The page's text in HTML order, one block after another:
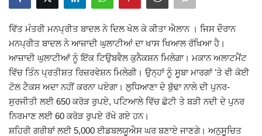
How to Reach Malout
Privacy Policy
Malout News
History of Malout
Giddarbaha
ਵਿੱਤ ਮੰਤਰੀ ਮਨਪ੍ਰੀਤ ਬਾਦਲ ਨੇ ਦਿਲ ਖੋਲ ਕੇ ਕੀਤਾ ਐਲਾਨ । ਜਿਸ ਦੌਰਾਨ
ਮਨਪ੍ਰੀਤ ਬਾਦਲ ਨੇ ਆਜ਼ਾਦੀ ਘੁਲਾਟੀਆਂ ਦਾ ਖਾਸ ਖਿਆਲ ਰੱਖਿਆ ਹੈ।
ਆਜ਼ਾਦੀ ਘੁਲਾਟੀਆਂ ਨੂੰ ਇੱਕ ਟਿਉਬਵੈਲ ਕੁਨੈਕਸ਼ਨ ਮਿਲੇਗਾ। ਮਕਾਨ ਅਲਾਟਮੈਂਟ
ਵਿੱਚ ਤਿੰਨ ਪ੍ਰਤੀਸ਼ਤ ਰਿਜ਼ਰਵੇਸ਼ਨ ਮਿਲੇਗੀ। ਉਨ੍ਹਾਂ ਨੂੰ ਸੂਬਾ ਮਾਰਗਾਂ 'ਤੇ ਵੀ ਕੋਈ
ਟੋਲ ਟੈਕਸ ਅਦਾ ਨਹੀਂ ਕਰਨਾ ਪਏਗਾ। ਲੁਧਿਆਣਾ ਦੇ ਬੁੱਢਾ ਨਾਲੇ ਦੀ ਪੁਨਰ-
ਸੁਰਜੀਤੀ ਲਈ 650 ਕਰੋੜ ਰੁਪਏ, ਪਟਿਆਲੇ ਵਿੱਚ ਛੋਟੀ ਤੇ ਬੜੀ ਨਦੀ ਦੇ ਪੁਨਰ
ਨਿਰਮਾਣ ਲਈ 60 ਕਰੋੜ ਰੁਪਏ ਰੱਖੇ ਗਏ ਹਨ।
ਸ਼ਹਿਰੀ ਗਰੀਬਾਂ ਲਈ 5,000 ਈਡਬਲਯੂਐਸ ਘਰ ਬਣਾਏ ਜਾਣਗੇ। ਅਨੁਸੂਚਿਤ